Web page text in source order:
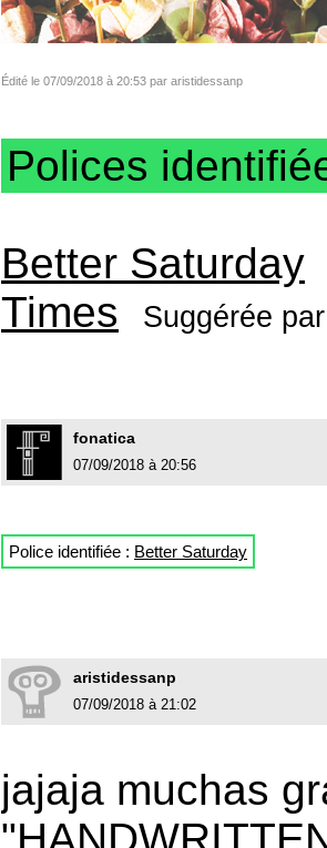
Édité le 07/09/2018 à 20:53 par aristidessanp
Polices
Better Saturday
Times
Suggérée
fonatica
07/09/2018 à 20:56
Police identifiée : Better Saturday
aristidessanp
07/09/2018 à 21:02
jajaja muchas